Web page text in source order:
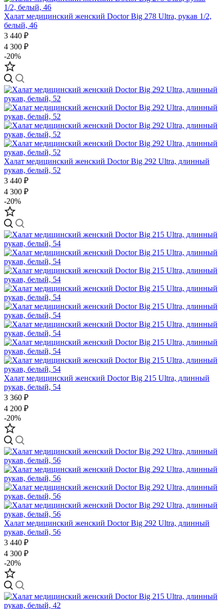
Халат медицинский женский Doctor Big 278 Ultra, рукав 1/2,
белый, 46
3 440 ₽
4 300 ₽
-20%
Халат медицинский женский Doctor Big 292 Ultra, длинный
рукав, белый, 52
3 440 ₽
4 300 ₽
-20%
Халат медицинский женский Doctor Big 215 Ultra, длинный
рукав, белый, 54
3 360 ₽
4 200 ₽
-20%
Халат медицинский женский Doctor Big 292 Ultra, длинный
рукав, белый, 56
3 440 ₽
4 300 ₽
-20%